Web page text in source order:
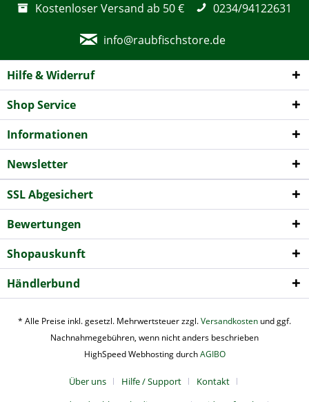
Kostenloser Versand ab 50 € 0234/94122631
info@raubfischstore.de
Hilfe & Widerruf
Shop Service
Informationen
Newsletter
SSL Abgesichert
Bewertungen
Shopauskunft
Händlerbund
* Alle Preise inkl. gesetzl. Mehrwertsteuer zzgl.Versandkosten und ggf.
Nachnahmegebühren, wenn nicht anders beschrieben
HighSpeed Webhosting durchAGIBO
Über uns Hilfe / Support
Kontakt